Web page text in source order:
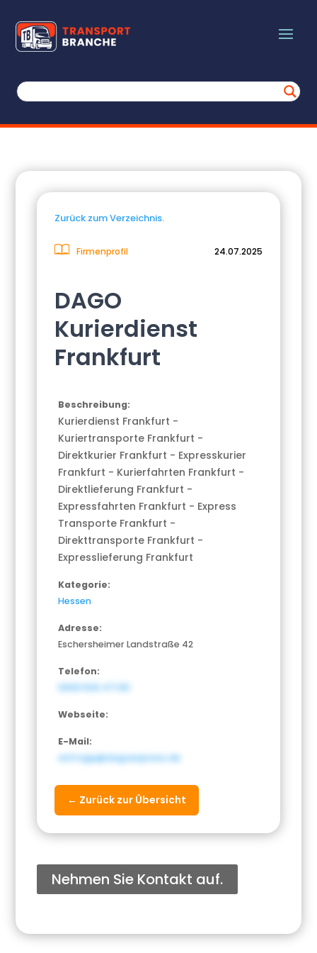
Zurück zum Verzeichnis.
Firmenprofil 24.07.2025
DAGO
Kurierdienst
Frankfurt
Beschreibung:
Kurierdienst Frankfurt -
Kuriertransporte Frankfurt -
Direktkurier Frankfurt - Expresskurier
Frankfurt - Kurierfahrten Frankfurt -
Direktlieferung Frankfurt -
Expressfahrten Frankfurt - Express
Transporte Frankfurt -
Direkttransporte Frankfurt -
Expresslieferung Frankfurt
Kategorie:
Hessen
Adresse:
Eschersheimer Landstraße 42
Telefon:
0699 506 471 80
Webseite:
E-Mail:
anfrage@dagoexpress.de
← Zurück zur Übersicht
Nehmen Sie Kontakt auf.